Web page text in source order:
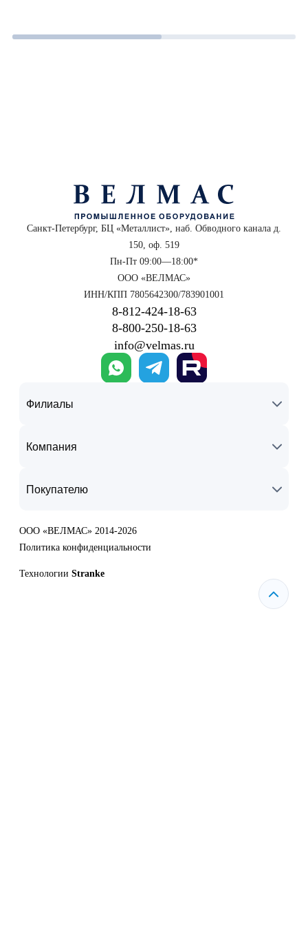
Санкт-Петербург, БЦ «Металлист», наб. Обводного канала д.
150, оф. 519
Пн-Пт 09:00—18:00*
ООО «ВЕЛМАС»
ИНН/КПП 7805642300/783901001
8‑812‑424‑18‑63
8‑800‑250‑18‑63
info@velmas.ru
Филиалы
Компания
Покупателю
ООО «ВЕЛМАС» 2014-2026
Политика конфиденциальности
Технологии Stranke